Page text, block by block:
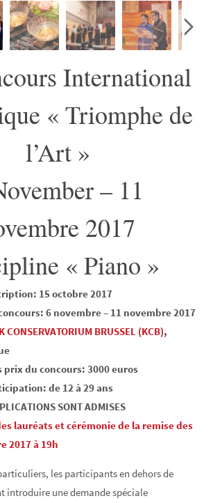
International
« Triomphe de
l’Art »
– 11
2017
« Piano »
15 octobre 2017
6 novembre – 11 novembre 2017
CONSERVATORIUM BRUSSEL (KCB),
du concours: 3000 euros
de 12 à 29 ans
SONT ADMISES
lauréats et cérémonie de la remise des
2017 à 19h
les participants en dehors de
introduire une demande spéciale